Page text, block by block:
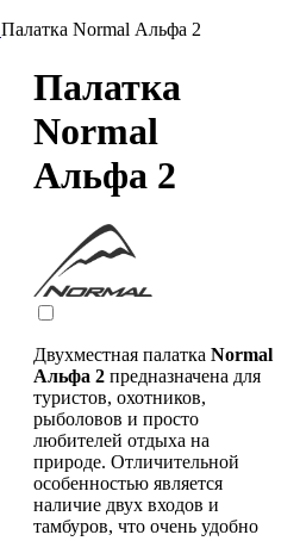
Палатка Normal Альфа 2
Палатка
Normal
Альфа 2
Двухместная палатка Normal
Альфа 2 предназначена для
туристов, охотников,
рыболовов и просто
любителей отдыха на
природе. Отличительной
особенностью является
наличие двух входов и
тамбуров, что очень удобно